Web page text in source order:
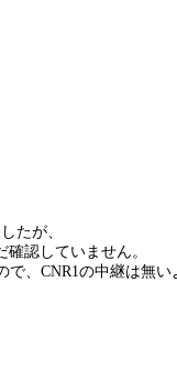
たが、
認していません。
で、CNR1の中継は無